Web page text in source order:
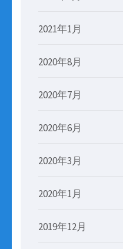
2021年1月
2020年8月
2020年7月
2020年6月
2020年3月
2020年1月
2019年12月